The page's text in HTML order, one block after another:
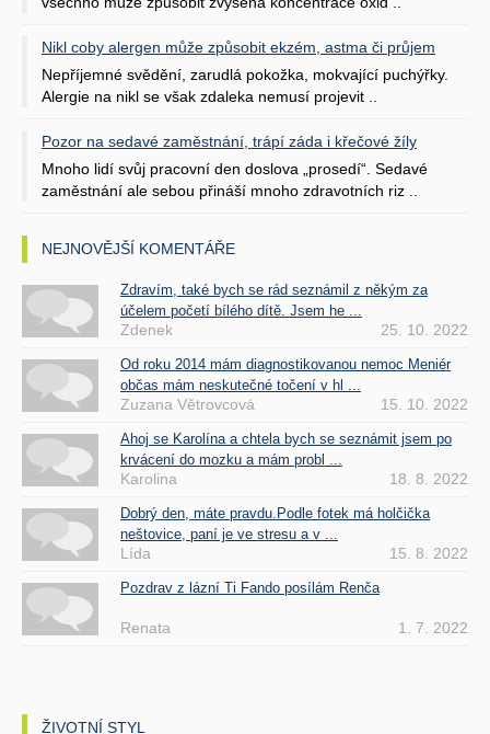
Nikl coby alergen může způsobit ekzém, astma či průjem
Nepříjemné svědění, zarudlá pokožka, mokvající puchýřky.
Alergie na nikl se však zdaleka nemusí projevit ..
Pozor na sedavé zaměstnání, trápí záda i křečové žíly
Mnoho lidí svůj pracovní den doslova „prosedí“. Sedavé
zaměstnání ale sebou přináší mnoho zdravotních riz ..
NEJNOVĚJŠÍ KOMENTÁŘE
Zdravím, také bych se rád seznámil z někým za
účelem početí bílého dítě. Jsem he ...
Zdenek 25. 10. 2022
Od roku 2014 mám diagnostikovanou nemoc Meniér
občas mám neskutečné točení v hl ...
Zuzana Větrovcová 15. 10. 2022
Ahoj se Karolína a chtela bych se seznámit jsem po
krvácení do mozku a mám probl ...
Karolina 18. 8. 2022
Dobrý den, máte pravdu.Podle fotek má holčička
neštovice, paní je ve stresu a v ...
Lída 15. 8. 2022
Pozdrav z lázní Ti Fando posílám Renča
Renata 1. 7. 2022
ŽIVOTNÍ STYL